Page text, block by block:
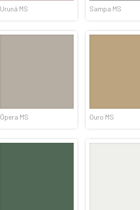
Uruná MS Sampa MS
Ópera MS Ouro MS